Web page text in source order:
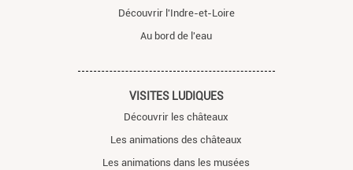
Découvrir l'Indre-et-Loire
Au bord de l'eau
VISITES LUDIQUES
Découvrir les châteaux
Les animations des châteaux
Les animations dans les musées